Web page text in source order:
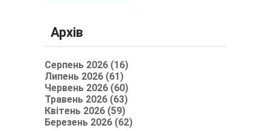
Архів
Серпень 2026 (16)
Липень 2026 (61)
Червень 2026 (60)
Травень 2026 (63)
Квітень 2026 (59)
Березень 2026 (62)